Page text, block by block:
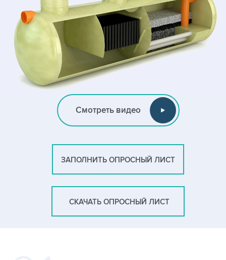
ЗАПОЛНИТЬ ОПРОСНЫЙ ЛИСТ
СКАЧАТЬ ОПРОСНЫЙ ЛИСТ
Смотреть видео